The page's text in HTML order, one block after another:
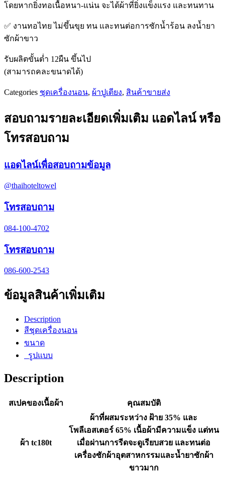
โดยหากยิ่งทอเนื้อหนา-แน่น จะได้ผ้าที่ยิ่งแข็งแรง และทนทาน
✅ งานทอไทย ไม่ขึ้นขุย ทน และทนต่อการซักน้ำร้อน ลงน้ำยา
ซักผ้าขาว
รับผลิตขั้นต่ำ 12ผืน ขึ้นไป
(สามารถคละขนาดได้)
Categories ชุดเครื่องนอน, ผ้าปูเตียง, สินค้าขายส่ง
สอบถามรายละเอียดเพิ่มเติม แอดไลน์ หรือ
โทรสอบถาม
แอดไลน์เพื่อสอบถามข้อมูล
@thaihoteltowel
โทรสอบถาม
084-100-4702
โทรสอบถาม
086-600-2543
ข้อมูลสินค้าเพิ่มเติม
Description
สีชุดเครื่องนอน
ขนาด
รูปแบบ
Description
สเปคของเนื้อผ้า คุณสมบัติ
ผ้า tc180t
ผ้าที่ผสมระหว่าง ฝ้าย 35% และ
โพลีเอสเตอร์ 65% เนื้อผ้ามีความแข็ง แต่ทน
เมื่อผ่านการรีดจะดูเรียบสวย และทนต่อ
เครื่องซักผ้าอุตสาหกรรมและน้ำยาซักผ้า
ขาวมาก